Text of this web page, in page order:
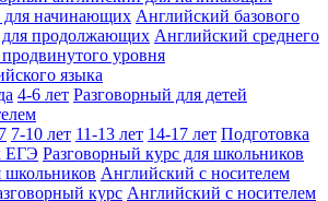
для начинающих Английский базового
продолжающих Английский среднего
уровня
языка
4-6 лет Разговорный для детей
7-10 лет 11-13 лет 14-17 лет Подготовка
ЕГЭ Разговорный курс для школьников
школьников Английский с носителем
курс Английский с носителем